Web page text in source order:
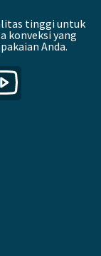
tinggi untuk
konveksi yang
Anda.